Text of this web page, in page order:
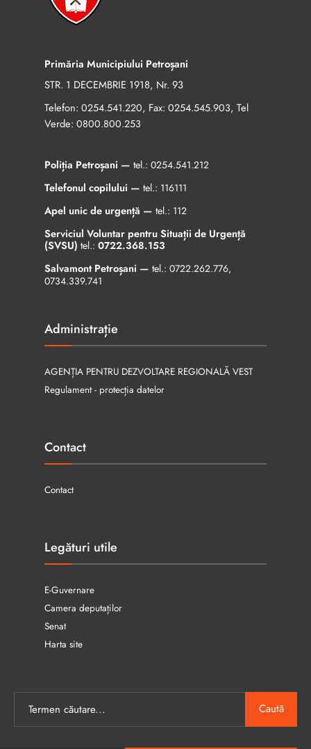
Primăria Municipiului Petroșani
STR. 1 DECEMBRIE 1918, Nr. 93
Telefon: 0254.541.220, Fax: 0254.545.903, Tel
Verde: 0800.800.253
Poliția Petroșani — tel.: 0254.541.212
Telefonul copilului — tel.: 116111
Apel unic de urgență — tel.: 112
Serviciul Voluntar pentru Situații de Urgență
(SVSU) tel.: 0722.368.153
Salvamont Petroșani — tel.: 0722.262.776,
0734.339.741
Administrație
AGENȚIA PENTRU DEZVOLTARE REGIONALĂ VEST
Regulament - protecția datelor
Contact
Contact
Legături utile
E-Guvernare
Camera deputaților
Senat
Harta site
Caută